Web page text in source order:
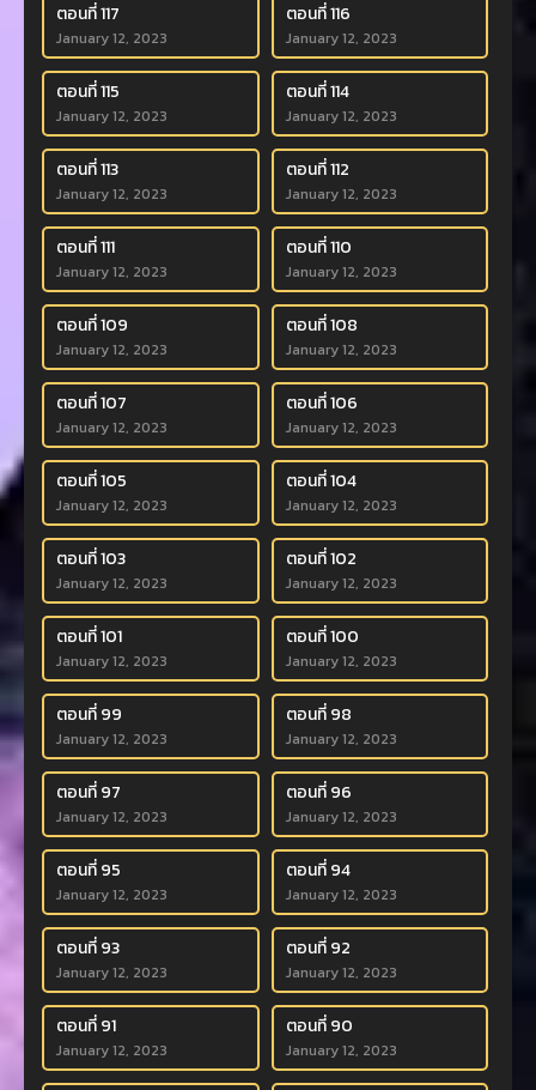
ตอนที่ 117
January 12, 2023
ตอนที่ 116
January 12, 2023
ตอนที่ 115
January 12, 2023
ตอนที่ 114
January 12, 2023
ตอนที่ 113
January 12, 2023
ตอนที่ 112
January 12, 2023
ตอนที่ 111
January 12, 2023
ตอนที่ 110
January 12, 2023
ตอนที่ 109
January 12, 2023
ตอนที่ 108
January 12, 2023
ตอนที่ 107
January 12, 2023
ตอนที่ 106
January 12, 2023
ตอนที่ 105
January 12, 2023
ตอนที่ 104
January 12, 2023
ตอนที่ 103
January 12, 2023
ตอนที่ 102
January 12, 2023
ตอนที่ 101
January 12, 2023
ตอนที่ 100
January 12, 2023
ตอนที่ 99
January 12, 2023
ตอนที่ 98
January 12, 2023
ตอนที่ 97
January 12, 2023
ตอนที่ 96
January 12, 2023
ตอนที่ 95
January 12, 2023
ตอนที่ 94
January 12, 2023
ตอนที่ 93
January 12, 2023
ตอนที่ 92
January 12, 2023
ตอนที่ 91
January 12, 2023
ตอนที่ 90
January 12, 2023